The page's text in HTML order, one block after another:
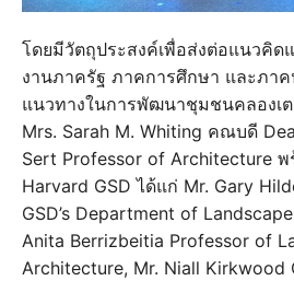
โดยมีวัตถุประสงค์เพื่อส่งต่อแนวคิด
งานภาครัฐ ภาคการศึกษา และภาค
แนวทางในการพัฒนาชุมชนคลองเต
Mrs. Sarah M. Whiting คณบดี
Sert Professor of Architecture
Harvard GSD ได้แก่ Mr. Gary
GSD’s Department of
Anita Berrizbeitia Professor of
Architecture, Mr. Niall Kirkwood